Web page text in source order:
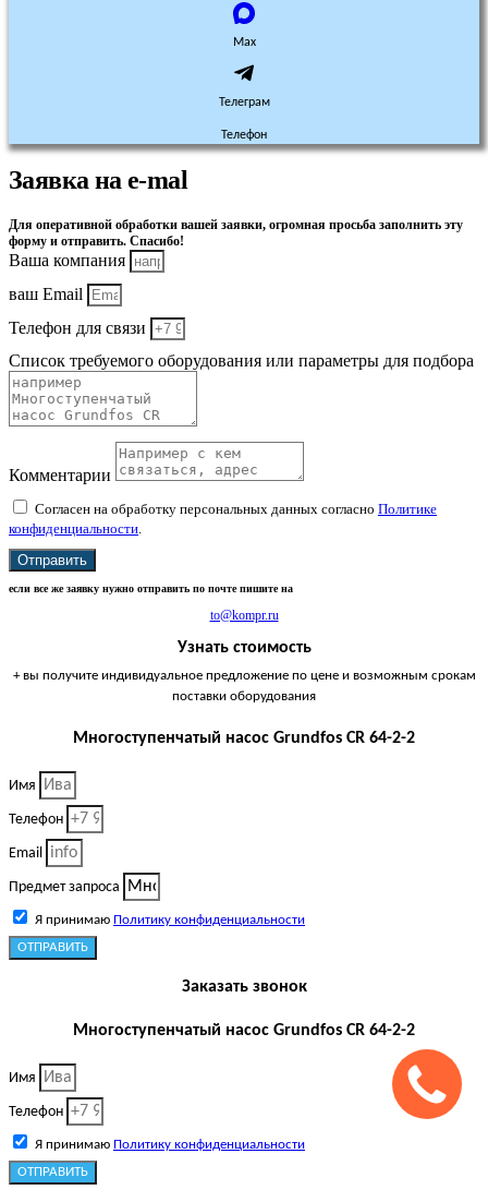
Max
Телеграм
Телефон
Заявка на e-mal
Для оперативной обработки вашей заявки, огромная просьба заполнить эту
форму и отправить. Спасибо!
Ваша компания
ваш Email
Телефон для связи
Список требуемого оборудования или параметры для подбора
Комментарии
Согласен на обработку персональных данных согласно Политике
конфиденциальности.
Отправить
если все же заявку нужно отправить по почте пишите на
to@kompr.ru
Узнать стоимость
+ вы получите индивидуальное предложение по цене и возможным срокам
поставки оборудования
Многоступенчатый насос Grundfos CR 64-2-2
Имя
Телефон
Email
Предмет запроса
Я принимаю Политику конфиденциальности
ОТПРАВИТЬ
Заказать звонок
Многоступенчатый насос Grundfos CR 64-2-2
Имя
Телефон
Я принимаю Политику конфиденциальности
ОТПРАВИТЬ